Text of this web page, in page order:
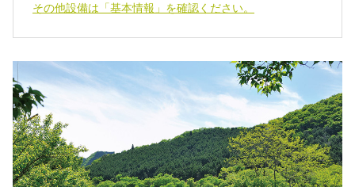
その他設備は「基本情報」を確認ください。